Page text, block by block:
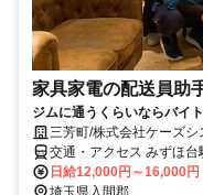
家具家電の配送員助
ジムに通うくらいならバイ
三芳町/株式会社ケーズシ
交通・アクセス みずほ台
日給12,000円～16,000円
埼玉県入間郡